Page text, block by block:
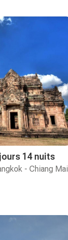
14 nuits
- Chiang Mai